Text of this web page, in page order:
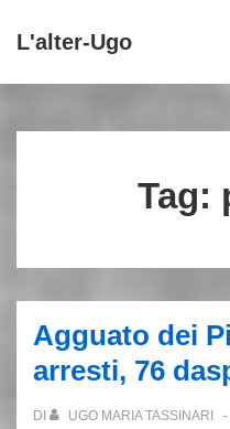
Vai
principale
L'alter-Ugo
principale
Tag:
Agguato dei
arresti, 76
DI UGO MARIA TASSINARI